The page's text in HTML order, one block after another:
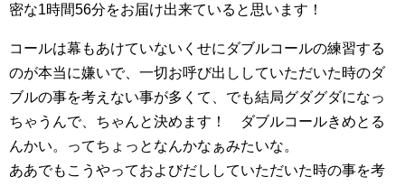
密な1時間56分をお届け出来ていると思います！
コールは幕もあけていないくせにダブルコールの練習する
のが本当に嫌いで、一切お呼び出ししていただいた時のダ
ブルの事を考えない事が多くて、でも結局グダグダになっ
ちゃうんで、ちゃんと決めます！ ダブルコールきめとる
んかい。ってちょっとなんかなぁみたいな。
ああでもこうやっておよびだししていただいた時の事を考